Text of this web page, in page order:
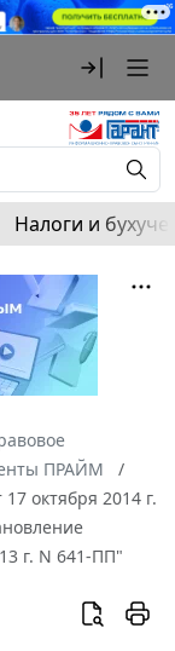
Налоги и
ПРАЙМ
октября 2014 г.
г. N 641-ПП"